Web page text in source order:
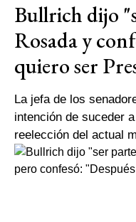
Bullrich dijo
Rosada y
quiero ser
La jefa de los
intención de suceder
reelección del actual